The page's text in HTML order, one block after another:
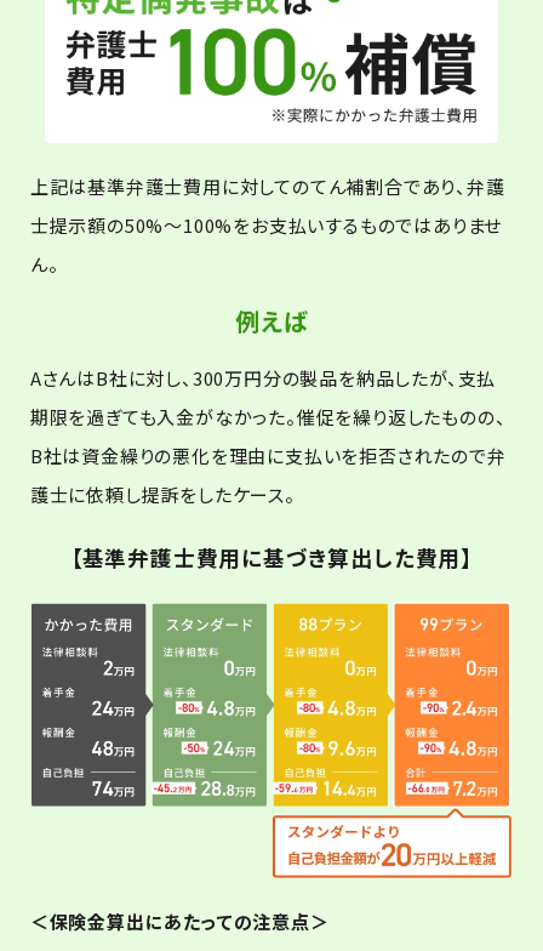
上記は基準弁護士費用に対してのてん補割合であり、弁護
士提示額の50%～100%をお支払いするものではありませ
ん。
例えば
AさんはB社に対し、300万円分の製品を納品したが、支払
期限を過ぎても入金がなかった。催促を繰り返したものの、
B社は資金繰りの悪化を理由に支払いを拒否されたので弁
護士に依頼し提訴をしたケース。
【基準弁護士費用に基づき算出した費用】
＜保険金算出にあたっての注意点＞